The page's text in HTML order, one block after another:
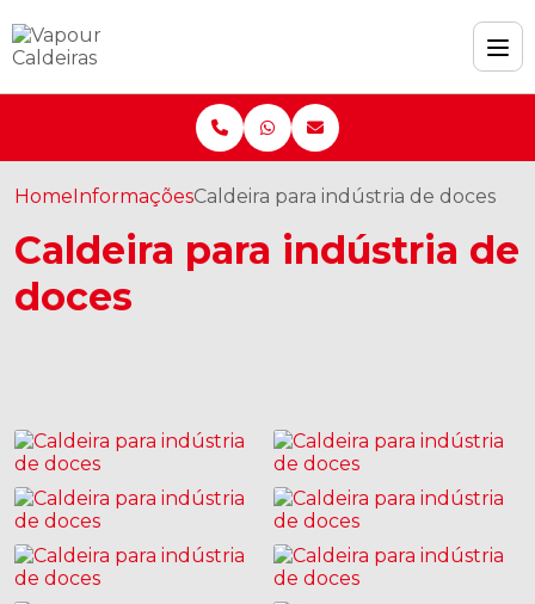
HomeInformaçõesCaldeira para indústria de doces
Caldeira para indústria de
doces